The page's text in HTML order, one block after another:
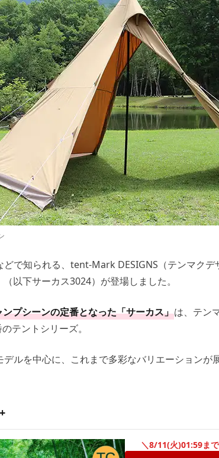
どで知られる、tent-Mark DESIGNS（テンマクデ
（以下サーカス3024）が登場しました。
プシーンの定番となった「サーカス」は、テン
テントシリーズ。
ルを中心に、これまで多彩なバリエーションが
＼8/11(火)01:59ま